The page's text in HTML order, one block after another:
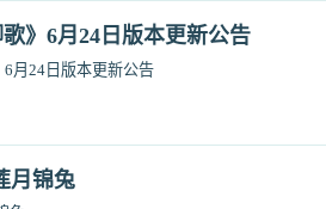
歌》6月24日版本更新公告
6月24日版本更新公告
月锦兔